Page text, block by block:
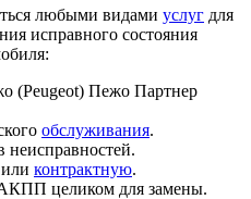
любыми видами услуг для
исправного состояния
(Peugeot) Пежо Партнер
обслуживания.
контрактную.
целиком для замены.